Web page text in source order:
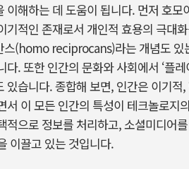
이해하는 데 도움이 됩니다. 먼저 호
기적인 존재로서 개인적 효용의 극대
스(homo reciprocans)라는 개념도 있
다. 또한 인간의 문화와 사회에서 ‘플
있습니다. 종합해 보면, 인간은 이기
서 이 모든 인간의 특성이 테크놀로지
적으로 정보를 처리하고, 소셜미디어
이끌고 있는 것입니다.